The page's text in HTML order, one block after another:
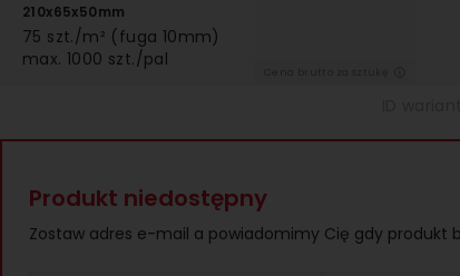
210x65x50mm
75 szt./m² (fuga 10mm)
max. 1000 szt./pal
Produkt niedostępny
Zostaw adres e-mail a powiadomimy Cię gdy produkt